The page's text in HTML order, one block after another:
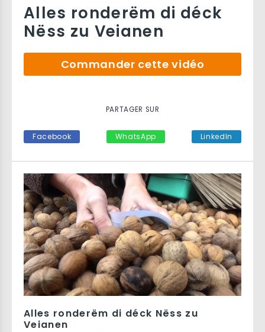
Alles ronderëm di déck Nëss zu
Veianen
Alles ronderëm di déck
Nëss zu Veianen
Commander cette vidéo
PARTAGER SUR
Facebook WhatsApp LinkedIn